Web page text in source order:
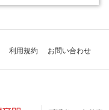
利用規約 お問い合わせ